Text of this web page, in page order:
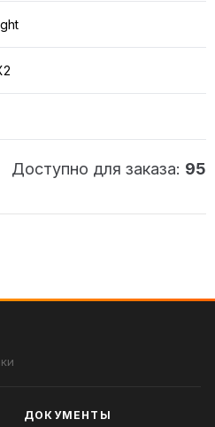
Доступно для заказа: 95
ДОКУМЕНТЫ